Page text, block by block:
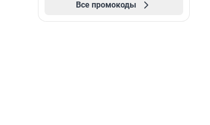
Все промокоды